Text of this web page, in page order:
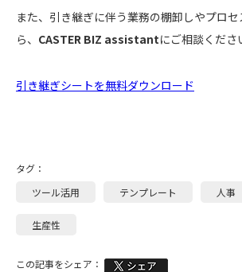
また、引き継ぎに伴う業務の棚卸しやプロ
ら、 CASTER BIZ assistantにご相談くださ
引き継ぎシートを無料ダウンロード
タグ：
ツール活用
テンプレート 人事
生産性
この記事をシェア：